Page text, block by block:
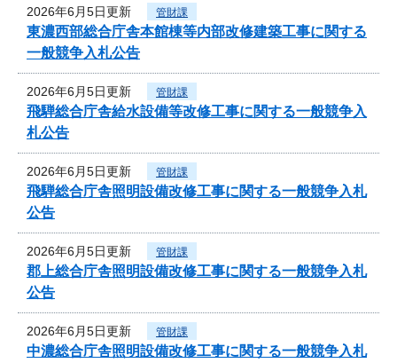
2026年6月5日更新 管財課
東濃西部総合庁舎本館棟等内部改修建築工事に関する
一般競争入札公告
2026年6月5日更新 管財課
飛騨総合庁舎給水設備等改修工事に関する一般競争入
札公告
2026年6月5日更新 管財課
飛騨総合庁舎照明設備改修工事に関する一般競争入札
公告
2026年6月5日更新 管財課
郡上総合庁舎照明設備改修工事に関する一般競争入札
公告
2026年6月5日更新 管財課
中濃総合庁舎照明設備改修工事に関する一般競争入札